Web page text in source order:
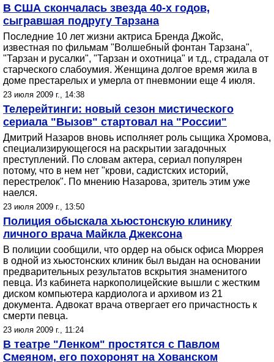
В США скончалась звезда 40-х годов,
сыгравшая подругу Тарзана
Последние 10 лет жизни актриса Бренда Джойс,
известная по фильмам "Волшебный фонтан Тарзана",
"Тарзан и русалки", "Тарзан и охотница" и т.д., страдала от
старческого слабоумия. Женщина долгое время жила в
доме престарелых и умерла от пневмонии еще 4 июля.
23 июля 2009 г., 14:38
Телерейтинги: новый сезон мистического
сериала "Вызов" стартовал на "России"
Дмитрий Назаров вновь исполняет роль сыщика Хромова,
специализирующегося на раскрытии загадочных
преступлений. По словам актера, сериал популярен
потому, что в нем нет "крови, садистских историй,
перестрелок". По мнению Назарова, зритель этим уже
наелся.
23 июля 2009 г., 13:50
Полиция обыскала хьюстонскую клинику
личного врача Майкла Джексона
В полиции сообщили, что ордер на обыск офиса Мюррея
в одной из хьюстонских клиник был выдан на основании
предварительных результатов вскрытия знаменитого
певца. Из кабинета наркополицейские вышли с жестким
диском компьютера кардиолога и архивом из 21
документа. Адвокат врача отвергает его причастность к
смерти певца.
23 июля 2009 г., 11:24
В театре "Ленком" простятся с Павлом
Смеяном, его похоронят на Хованском